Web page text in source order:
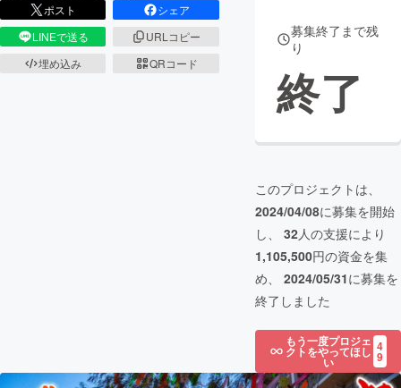
ポスト
シェア
LINEで送る
URLコピー
埋め込み
QRコード
募集終了まで残
り
終了
このプロジェクトは、
2024/04/08に募集を開始
し、 32人の支援により
1,105,500円の資金を集
め、 2024/05/31に募集を
終了しました
もう一度プロジェ
クトをやってほし
い
4
9